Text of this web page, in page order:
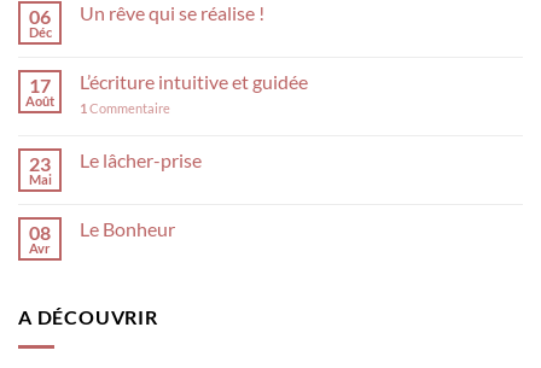
06
Déc
Un rêve qui se réalise !
17
Août
L’écriture intuitive et guidée
1 Commentaire
23
Mai
Le lâcher-prise
08
Avr
Le Bonheur
A DÉCOUVRIR